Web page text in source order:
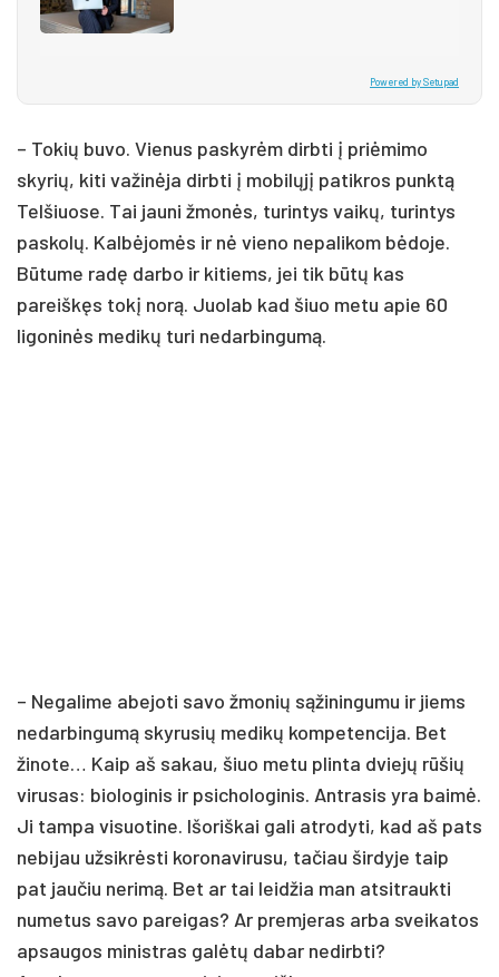
Powered by Setupad
– Tokių buvo. Vienus paskyrėm dirbti į priėmimo
skyrių, kiti važinėja dirbti į mobilųjį patikros punktą
Telšiuose. Tai jauni žmonės, turintys vaikų, turintys
paskolų. Kalbėjomės ir nė vieno nepalikom bėdoje.
Būtume radę darbo ir kitiems, jei tik būtų kas
pareiškęs tokį norą. Juolab kad šiuo metu apie 60
ligoninės medikų turi nedarbingumą.
– Negalime abejoti savo žmonių sąžiningumu ir jiems
nedarbingumą skyrusių medikų kompetencija. Bet
žinote… Kaip aš sakau, šiuo metu plinta dviejų rūšių
virusas: biologinis ir psichologinis. Antrasis yra baimė.
Ji tampa visuotine. Išoriškai gali atrodyti, kad aš pats
nebijau užsikrėsti koronavirusu, tačiau širdyje taip
pat jaučiu nerimą. Bet ar tai leidžia man atsitraukti
numetus savo pareigas? Ar premjeras arba sveikatos
apsaugos ministras galėtų dabar nedirbti?